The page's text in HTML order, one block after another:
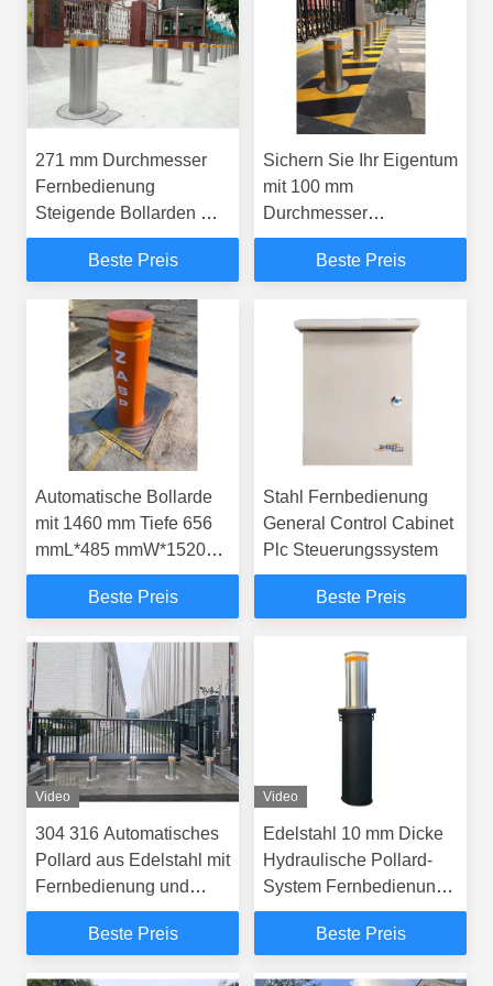
Fahrzeugzugangskontrolle
271 mm Durchmesser
Fernbedienung
Steigende Bollarden mit
hydraulischer
Bedienung und 3-6
Steiggeschwindigkeit
Beste Preis
Sichern Sie Ihr Eigentum
mit 100 mm
Durchmesser
Fernbedienung
steigenden Bollarden
mm Zylinderdicke
Beste Preis
Automatische Bollarde
mit 1460 mm Tiefe 656
mmL*485 mmW*1520
mmH Abmessungen und
Betriebstemperatur
Beste Preis
Stahl Fernbedienung
General Control Cabinet
Plc Steuerungssystem
Beste Preis
Video
304 316 Automatisches
Pollard aus Edelstahl mit
Fernbedienung und
IP68-Klassifizierung für
Fahrzeugstopper
Beste Preis
Video
Edelstahl 10 mm Dicke
Hydraulische Pollard-
System Fernbedienung
Anfahrtspollard
Beste Preis